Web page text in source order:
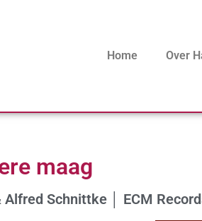
Home Over
maag
Schnittke │ ECM